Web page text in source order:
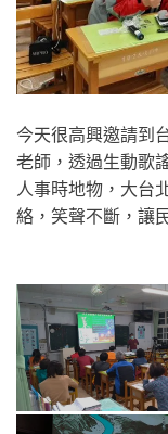
今天很高興邀請到
老師，透過生動歌
人事時地物，大台
絡，笑聲不斷，讓